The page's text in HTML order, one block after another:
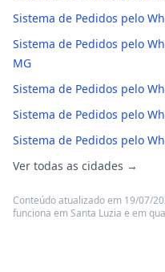
Sistema de Pedidos pelo
Sistema de Pedidos pelo
MG
Sistema de Pedidos pelo
Sistema de Pedidos pelo
Sistema de Pedidos pelo
Ver todas as cidades →
Conteúdo atualizado em 19/07/
funciona em Santa Luzia e em